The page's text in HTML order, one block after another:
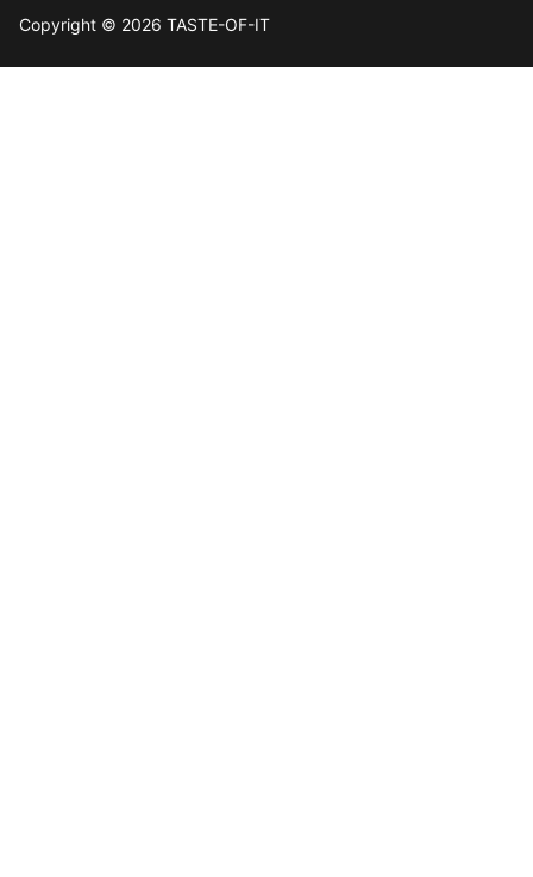
Copyright © 2026 TASTE-OF-IT